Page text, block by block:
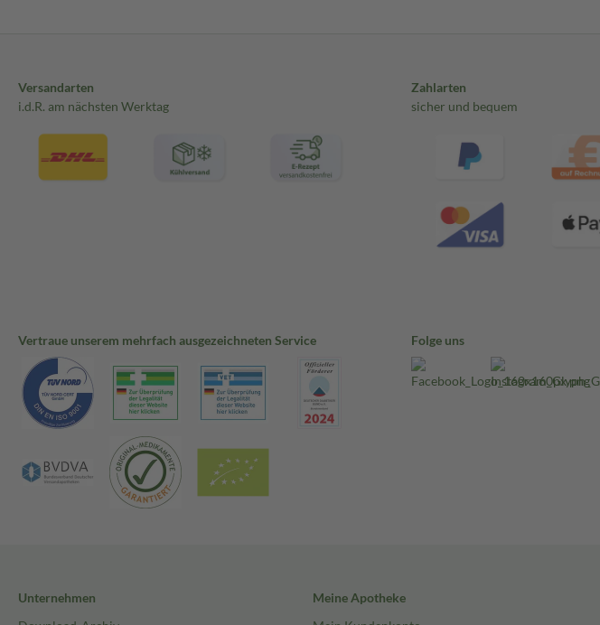
Versandarten
i.d.R. am nächsten Werktag
Zahlarten
sicher und bequem
Vertraue unserem mehrfach ausgezeichneten Service Folge uns
Unternehmen
Meine Apotheke